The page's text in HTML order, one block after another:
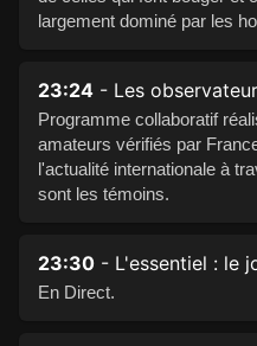
largement dominé par les
23:24 - Les
Programme collaboratif
amateurs vérifiés par
l'actualité internationale à
sont les témoins.
23:30 - L'essentiel : le
En Direct.